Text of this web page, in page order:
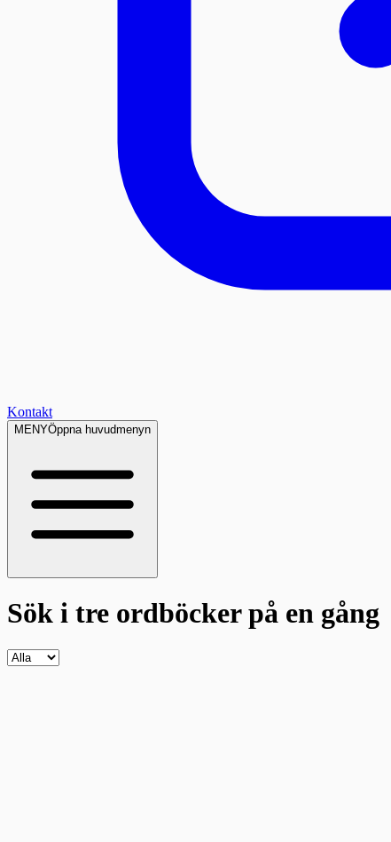
Kontakt
MENYÖppna huvudmenyn
Sök i tre ordböckerpå en gång